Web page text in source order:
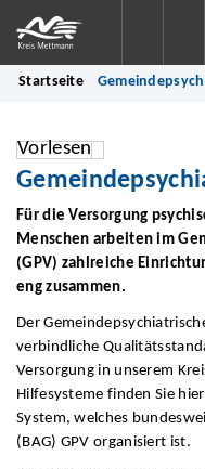
Startseite
Vorlesen
Für die Versorgung
Menschen arbeiten im
(GPV) zahlreiche
eng zusammen.
Der
verbindliche
Versorgung in unserem
Hilfesysteme finden Sie
System, welches
(BAG) GPV organisiert ist.